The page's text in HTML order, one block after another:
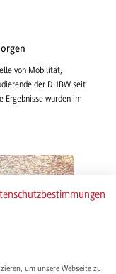
von Mobilität,
der DHBW seit
Ergebnisse wurden im
um unsere Webseite zu